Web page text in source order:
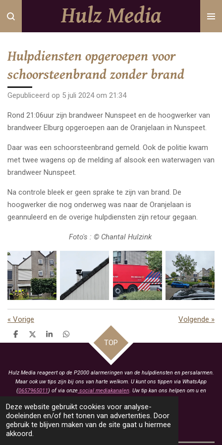
Deze website gebruikt cookies voor analyse-
doeleinden en/of het tonen van advertenties. Door
gebruik te blijven maken van de site gaat u hiermee
akkoord.
Ga
direct
hoofdinhoud
Hulz Media
Hulpdiensten opgeroepen voor
schoorsteenbrand zonder brand
Gepubliceerd op 5 juli 2024 om 21:34
Rond 21:06uur zijn brandweer Nunspeet en de hoogwerker van
brandweer Elburg opgeroepen aan de Oranjelaan in Nunspeet.
Daar was een schoorsteenbrand gemeld. Ook de politie kwam
met twee wagens op de melding af alsook een waterwagen van
brandweer Nunspeet.
Na controle bleek er geen sprake te zijn van brand. De
hoogwerker die nog onderweg was naar de Oranjelaan is
geannuleerd en de overige hulpdiensten zijn retour gegaan.
Foto's : © Chantal Hulzink
« Vorige Volgende »
D
e
D
e
S
h
D
e
TOP
Hulz Media reageert op de P2000 alarmeringen van de hulpdiensten en persalarmen.
Maar ook uw tips zijn bij ons van harte welkom. U kunt ons tippen via WhatsApp
(0657965011) of via onzesocial mediakanalen. Uw tip kan ons helpen om u en
KVK: 93463413
BTW: NL005021657B79